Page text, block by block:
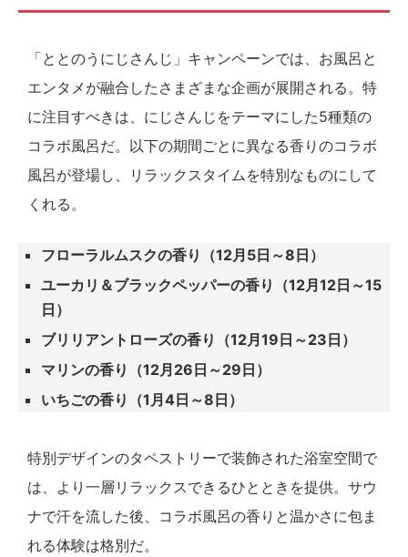
「ととのうにじさんじ」キャンペーンでは、お風呂と
エンタメが融合したさまざまな企画が展開される。特
に注目すべきは、にじさんじをテーマにした5種類の
コラボ風呂だ。以下の期間ごとに異なる香りのコラボ
風呂が登場し、リラックスタイムを特別なものにして
くれる。
フローラルムスクの香り（12月5日～8日）
ユーカリ＆ブラックペッパーの香り（12月12日～15
日）
ブリリアントローズの香り（12月19日～23日）
マリンの香り（12月26日～29日）
いちごの香り（1月4日～8日）
特別デザインのタペストリーで装飾された浴室空間で
は、より一層リラックスできるひとときを提供。サウ
ナで汗を流した後、コラボ風呂の香りと温かさに包ま
れる体験は格別だ。